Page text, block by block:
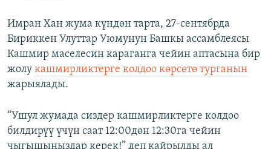
Имран Хан жума күндөн тарта, 27-сентябрда
Бириккен Улуттар Уюмунун Башкы ассамблеясы
Кашмир маселесин караганга чейин аптасына бир
жолу кашмирликтерге колдоо көрсөтө турганын
жарыялады.
“Ушул жумада сиздер кашмирликтерге колдоо
билдирүү үчүн саат 12:00дөн 12:30га чейин
чыгышыңыздар керек!” деп кайрылды ал